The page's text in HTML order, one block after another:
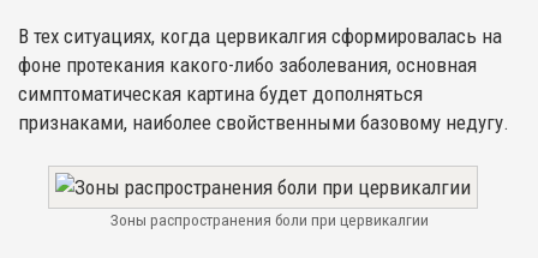
В тех ситуациях, когда цервикалгия сформировалась на
фоне протекания какого-либо заболевания, основная
симптоматическая картина будет дополняться
признаками, наиболее свойственными базовому недугу.
Зоны распространения боли при цервикалгии